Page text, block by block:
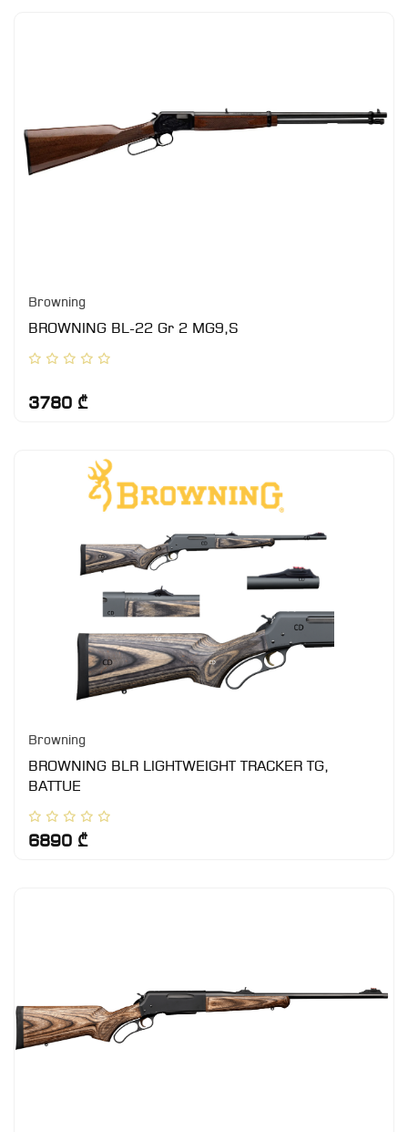
Browning
BROWNING BL-22 Gr 2 MG9,S
3780 ₾
Browning
BROWNING BLR LIGHTWEIGHT TRACKER TG,
BATTUE
6890 ₾